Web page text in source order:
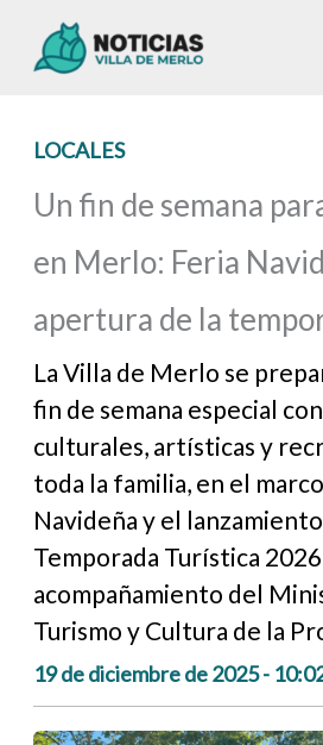
LOCALES
Un fin de semana
en Merlo: Feria
apertura de la
La Villa de Merlo se
fin de semana especial
culturales, artísticas y
toda la familia, en el
Navideña y el
Temporada Turística
acompañamiento del
Turismo y Cultura de la
19 de diciembre de 2025 -